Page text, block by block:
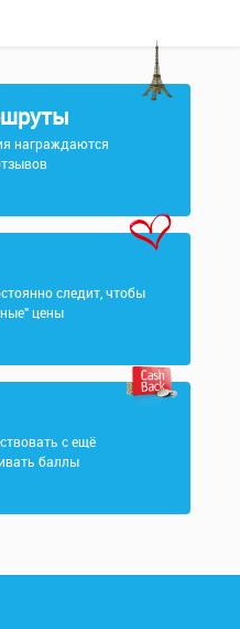
награждаются
следит, чтобы
цены
с ещё
баллы